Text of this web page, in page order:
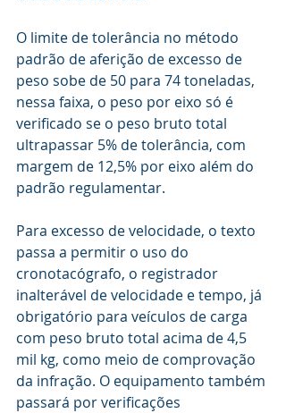
O limite de tolerância no método
padrão de aferição de excesso de
peso sobe de 50 para 74 toneladas,
nessa faixa, o peso por eixo só é
verificado se o peso bruto total
ultrapassar 5% de tolerância, com
margem de 12,5% por eixo além do
padrão regulamentar.
Para excesso de velocidade, o texto
passa a permitir o uso do
cronotacógrafo, o registrador
inalterável de velocidade e tempo, já
obrigatório para veículos de carga
com peso bruto total acima de 4,5
mil kg, como meio de comprovação
da infração. O equipamento também
passará por verificações